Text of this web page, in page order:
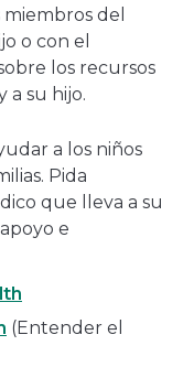
del
o con el
los recursos
a su hijo.
a los niños
Pida
que lleva a su
e
(Entender el